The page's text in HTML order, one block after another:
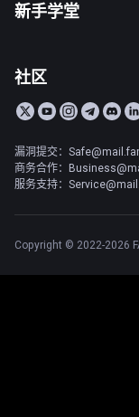
新手学堂
社区
漏洞提交：
商务合作：
服务支持：
Copyright © 2022-2026